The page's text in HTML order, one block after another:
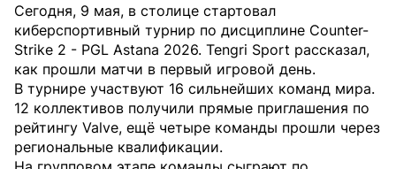
Сегодня, 9 мая, в столице стартовал
киберспортивный турнир по дисциплине Counter-
Strike 2 - PGL Astana 2026. Tengri Sport рассказал,
как прошли матчи в первый игровой день.
В турнире участвуют 16 сильнейших команд мира.
12 коллективов получили прямые приглашения по
рейтингу Valve, ещё четыре команды прошли через
региональные квалификации.